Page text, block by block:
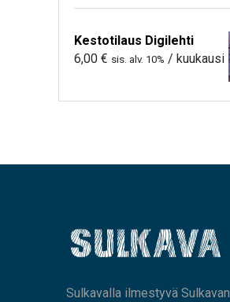
Kestotilaus Digilehti
6,00 € sis. alv. 10% / kuukausi
Sulkavalla ilmestyvä Sulkavan